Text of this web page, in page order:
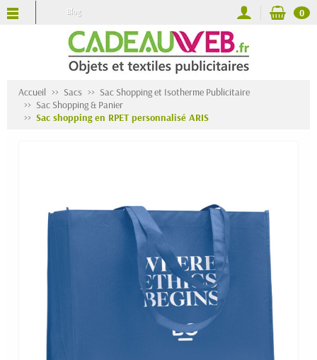
Blog 0
Accueil Sacs
Sac Shopping et Isotherme Publicitaire
Sac Shopping & Panier
Sac shopping en RPET personnalisé ARIS